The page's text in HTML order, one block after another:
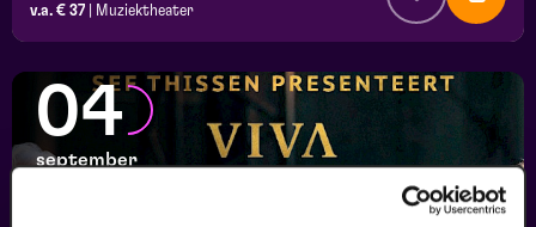
v.a. € 37
Muziektheater
04
september